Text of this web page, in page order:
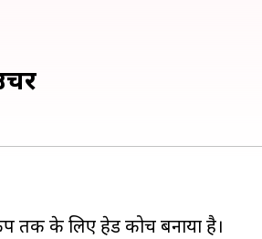
तक के लिए हेड कोच बनाया है।